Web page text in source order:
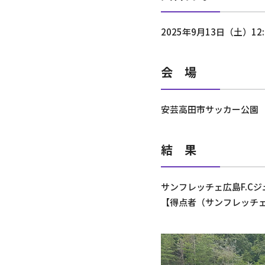
2025年9月13日（土）
会 場
安芸高田市サッカー公園
結 果
サンフレッチェ広島F.C
【得点者（サンフレッ